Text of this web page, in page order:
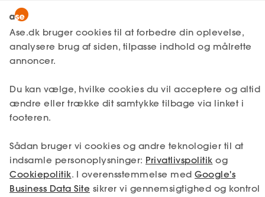
MitAse
Ase Selvstændig
Dokumenter.dk
Lønmodtager
A-kasse
Fagforening
Lønsikring
Få svar
Selvstændig
Studerende
Lønmodtager Få svar Opsigelse Opsagt
Opsigelse ved konkurs
virksomheder hvert år konkurs. Det kan
være en barsk oplevelse for ejerne, og dig
som ansat. Skulle du komme ud for, at den
virksomhed, du arbejder i, går konkurs, vil
det oftest være Lønmodtagernes
Ase.dk bruger cookies til at forbedre din oplevelse,
analysere brug af siden, tilpasse indhold og målrette
annoncer.
Du kan vælge, hvilke cookies du vil acceptere og altid
ændre eller trække dit samtykke tilbage via linket i
footeren.
Sådan bruger vi cookies og andre teknologier til at
indsamle personoplysninger: Privatlivspolitik og
Cookiepolitik. I overensstemmelse med Google's
Business Data Site sikrer vi gennemsigtighed og kontrol